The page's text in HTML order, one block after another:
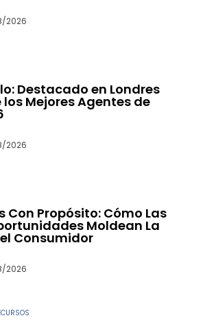
2026
Destacado en Londres
los Mejores Agentes de
2026
Con Propósito: Cómo Las
Moldean La
Consumidor
2026